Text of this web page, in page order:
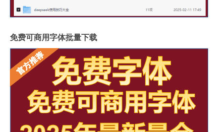
免费可商用字体批量下载